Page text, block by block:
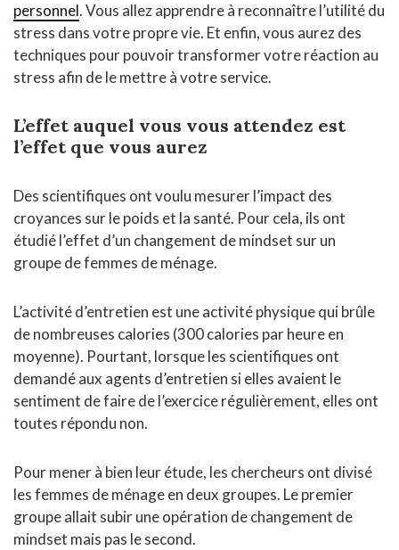
personnel. Vous allez apprendre à reconnaître l’utilité du
stress dans votre propre vie. Et enfin, vous aurez des
techniques pour pouvoir transformer votre réaction au
stress afin de le mettre à votre service.
L’effet auquel vous vous attendez est
l’effet que vous aurez
Des scientifiques ont voulu mesurer l’impact des
croyances sur le poids et la santé. Pour cela, ils ont
étudié l’effet d’un changement de mindset sur un
groupe de femmes de ménage.
L’activité d’entretien est une activité physique qui brûle
de nombreuses calories (300 calories par heure en
moyenne). Pourtant, lorsque les scientifiques ont
demandé aux agents d’entretien si elles avaient le
sentiment de faire de l’exercice régulièrement, elles ont
toutes répondu non.
Pour mener à bien leur étude, les chercheurs ont divisé
les femmes de ménage en deux groupes. Le premier
groupe allait subir une opération de changement de
mindset mais pas le second.